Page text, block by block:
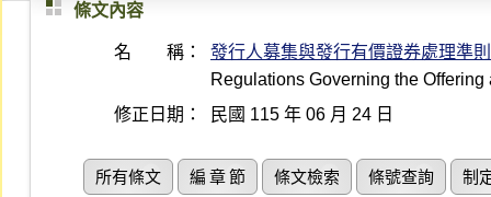
條文內容
名 稱：
發行人募集與發行有價證券處理準則
Regulations Governing the
修正日期：
民國 115 年 06 月 24 日
所有條文 編 章 節 條文檢索 條號查詢 制